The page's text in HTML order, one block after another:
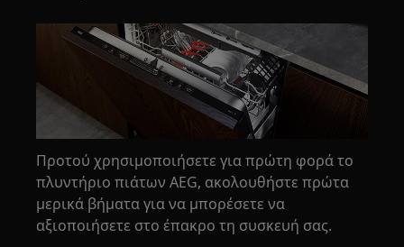
Προτού χρησιμοποιήσετε για πρώτη φορά το
πλυντήριο πιάτων AEG, ακολουθήστε πρώτα
μερικά βήματα για να μπορέσετε να
αξιοποιήσετε στο έπακρο τη συσκευή σας.